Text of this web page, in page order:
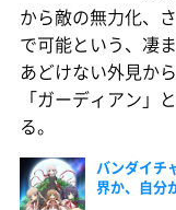
から敵の無力化、
で可能という、凄
あどけない外見か
「ガーディアン」
る。
バンダイ
界か、自分